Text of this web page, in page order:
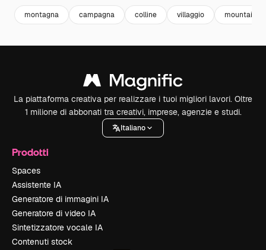
montagna campagna colline villaggio mountain
La piattaforma creativa per realizzare i tuoi migliori lavori. Oltre
1 milione di abbonati tra creativi, imprese, agenzie e studi.
Italiano
Prodotti
Spaces
Assistente IA
Generatore di immagini IA
Generatore di video IA
Sintetizzatore vocale IA
Contenuti stock